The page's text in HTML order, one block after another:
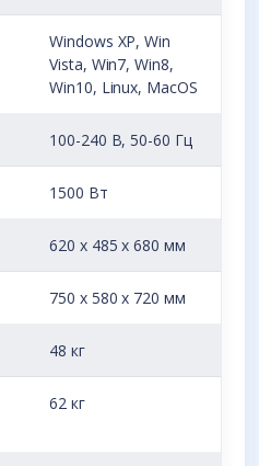
Windows XP, Win
Vista, Win7, Win8,
Win10, Linux, MacOS
100-240 В, 50-60 Гц
1500 Вт
620 х 485 х 680 мм
750 х 580 х 720 мм
48 кг
62 кг